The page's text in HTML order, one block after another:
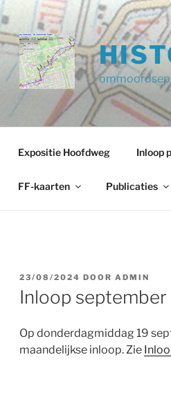
Expositie Hoofdweg Inloop
FF-kaarten Publicaties
GEPLAATST
OP
23/08/2024 DOOR ADMIN
Inloop september
Op donderdagmiddag 19
maandelijkse inloop. Zie